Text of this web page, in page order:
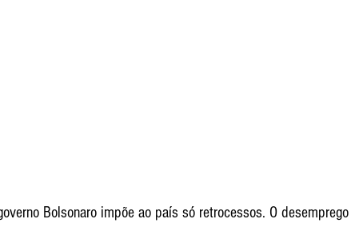
Bolsonaro impõe ao país só retrocessos. O desemprego